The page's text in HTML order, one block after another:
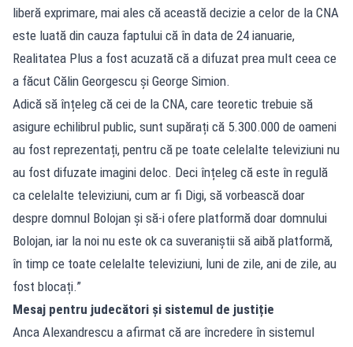
liberă exprimare, mai ales că această decizie a celor de la CNA
este luată din cauza faptului că în data de 24 ianuarie,
Realitatea Plus a fost acuzată că a difuzat prea mult ceea ce
a făcut Călin Georgescu și George Simion.
Adică să înțeleg că cei de la CNA, care teoretic trebuie să
asigure echilibrul public, sunt supărați că 5.300.000 de oameni
au fost reprezentați, pentru că pe toate celelalte televiziuni nu
au fost difuzate imagini deloc. Deci înțeleg că este în regulă
ca celelalte televiziuni, cum ar fi Digi, să vorbească doar
despre domnul Bolojan și să-i ofere platformă doar domnului
Bolojan, iar la noi nu este ok ca suveraniștii să aibă platformă,
în timp ce toate celelalte televiziuni, luni de zile, ani de zile, au
fost blocați.”
Mesaj pentru judecători și sistemul de justiție
Anca Alexandrescu a afirmat că are încredere în sistemul